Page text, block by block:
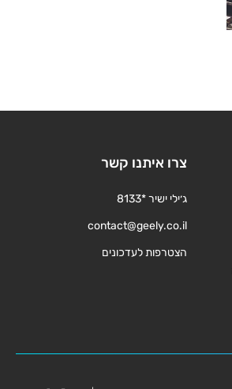
צרו איתנו קשר
ג׳ילי ישיר *8133
contact@geely.co.il
הצטרפות לעדכונים